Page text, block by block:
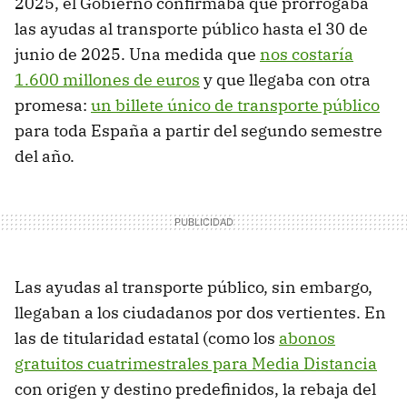
las ayudas al transporte público hasta el 30 de
junio de 2025. Una medida que nos costaría
1.600 millones de euros y que llegaba con otra
promesa: un billete único de transporte público
para toda España a partir del segundo semestre
del año.
Las ayudas al transporte público, sin embargo,
llegaban a los ciudadanos por dos vertientes. En
las de titularidad estatal (como los abonos
gratuitos cuatrimestrales para Media Distancia
con origen y destino predefinidos, la rebaja del